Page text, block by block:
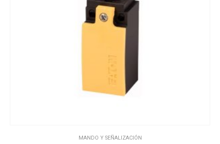
MANDO Y SEÑALIZACIÓN